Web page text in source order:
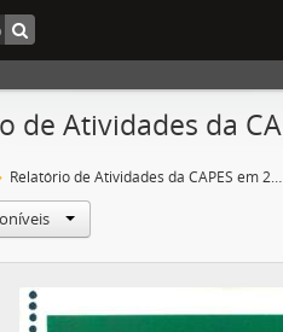
de Atividades da
Relatório de Atividades da CAPES em 2002